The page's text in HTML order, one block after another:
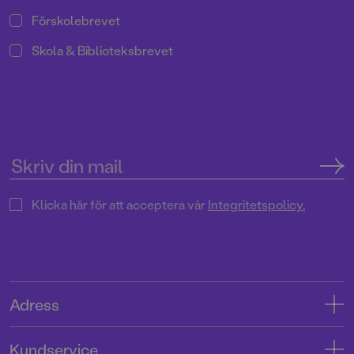
Förskolebrevet
Skola & Biblioteksbrevet
Klicka här för att acceptera vårIntegritetspolicy.
Adress
Kundservice